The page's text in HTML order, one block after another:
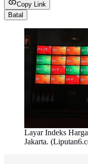
Copy Link
Batal
Layar Indeks
Jakarta.